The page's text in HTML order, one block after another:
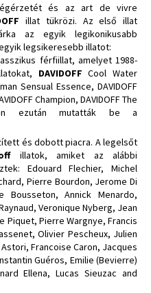
és az art de vivre
illat tükrözi. Az első illat
az egyik legikonikusabb
legsikeresebb illatot:
férfiillat, amelyet 1988-
DAVIDOFFCool Water
Sensual Essence, DAVIDOFF
Champion, DAVIDOFF The
ezután mutatták be a
és dobott piacra. A legelsőt
illatok, amiket az alábbi
Edouard Flechier, Michel
Pierre Bourdon, Jerome Di
Bousseton, Annick Menardo,
Veronique Nyberg, Jean
Piquet, Pierre Wargnye, Francis
Olivier Pescheux, Julien
Francoise Caron, Jacques
Guéros, Emilie (Bevierre)
Ellena, Lucas Sieuzac and